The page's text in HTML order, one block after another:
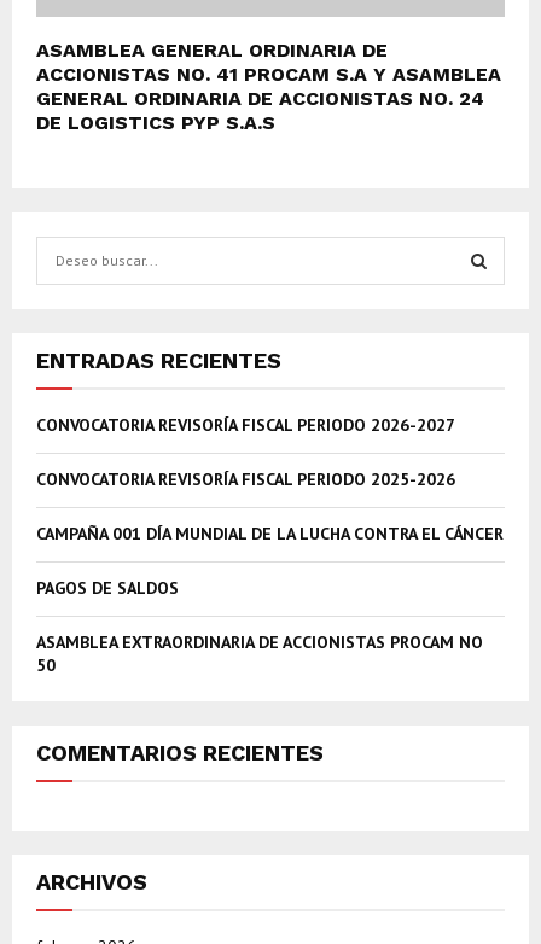
ASAMBLEA GENERAL ORDINARIA DE
ACCIONISTAS NO. 41 PROCAM S.A Y ASAMBLEA
GENERAL ORDINARIA DE ACCIONISTAS NO. 24
DE LOGISTICS PYP S.A.S
c
h
o
r
:
R
C
ENTRADAS RECIENTES
CONVOCATORIA REVISORÍA FISCAL PERIODO 2026-2027
CONVOCATORIA REVISORÍA FISCAL PERIODO 2025-2026
CAMPAÑA 001 DÍA MUNDIAL DE LA LUCHA CONTRA EL CÁNCER
PAGOS DE SALDOS
ASAMBLEA EXTRAORDINARIA DE ACCIONISTAS PROCAM NO
50
COMENTARIOS RECIENTES
ARCHIVOS